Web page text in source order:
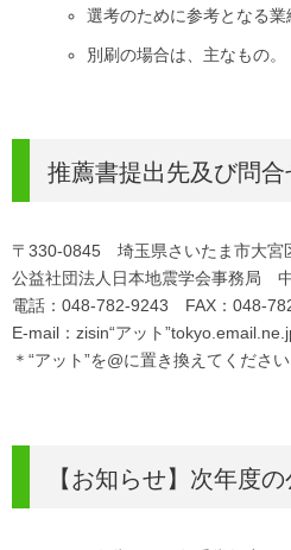
選考のために参考となる
別刷の場合は、主なもの。
推薦書提出先及び問合
〒330-0845 埼玉県さいたま市大宮
公益社団法人日本地震学会事務局
電話：048-782-9243 FAX：048-
E-mail：zisin“アット
＊“アット”を@に置き換えてください
【お知らせ】次年度